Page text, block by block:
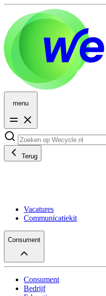
menu
Terug
Vacatures
Communicatiekit
Consument
Consument
Bedrijf